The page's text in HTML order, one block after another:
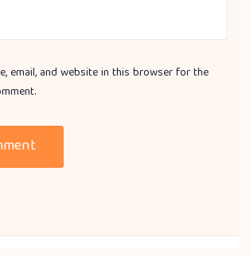
email, and website in this browser for the